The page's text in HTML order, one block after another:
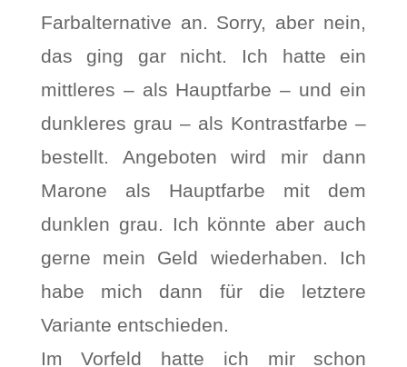
Farbalternative an. Sorry, aber nein,
das ging gar nicht. Ich hatte ein
mittleres – als Hauptfarbe – und ein
dunkleres grau – als Kontrastfarbe –
bestellt. Angeboten wird mir dann
Marone als Hauptfarbe mit dem
dunklen grau. Ich könnte aber auch
gerne mein Geld wiederhaben. Ich
habe mich dann für die letztere
Variante entschieden.
Im Vorfeld hatte ich mir schon